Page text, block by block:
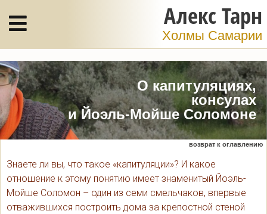
Алекс Тарн
Холмы Самарии
О капитуляциях,
консулах
и Йоэль-Мойше Соломоне
возврат к оглавлению
Знаете ли вы, что такое «капитуляции»? И какое
отношение к этому понятию имеет знаменитый Йоэль-
Мойше Соломон – один из семи смельчаков, впервые
отважившихся построить дома за крепостной стеной